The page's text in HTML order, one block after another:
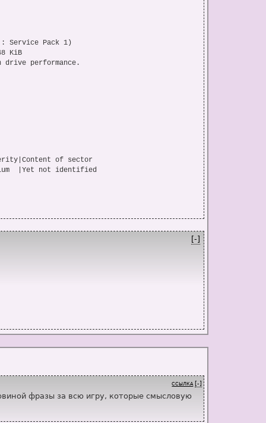
Service Pack 1)
KiB
drive performance.
KiB) (109 135,43 MiB) (106,58 GiB)
208BB_SC00_24-ИЮНЬ-2022-
611 KiB/s (8.1x)
of sector
[-]
ССЫЛКА [-]
фразы за всю игру, которые смысловую